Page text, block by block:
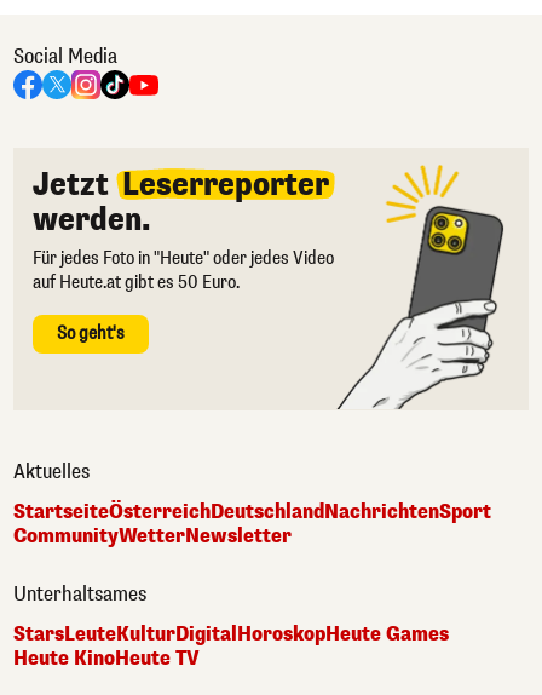
Social Media
Jetzt Leserreporter
werden.
Für jedes Foto in "Heute" oder jedes Video
auf Heute.at gibt es 50 Euro.
So geht's
Aktuelles
StartseiteÖsterreichDeutschlandNachrichtenSport
CommunityWetterNewsletter
Unterhaltsames
StarsLeuteKulturDigital HoroskopHeute Games
Heute KinoHeute TV